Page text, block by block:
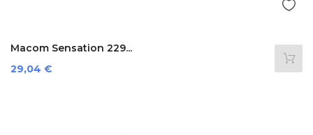
Macom Sensation 229...
Prezzo
29,04 €